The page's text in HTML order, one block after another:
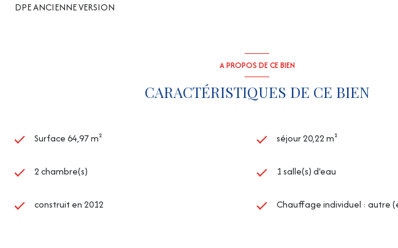
DPE ANCIENNE VERSION
A PROPOS DE CE BIEN
CARACTÉRISTIQUES DE CE BIEN
Surface 64,97 m² séjour 20,22 m²
2 chambre(s) 1 salle(s) d'eau
construit en 2012 Chauffage individuel : autre